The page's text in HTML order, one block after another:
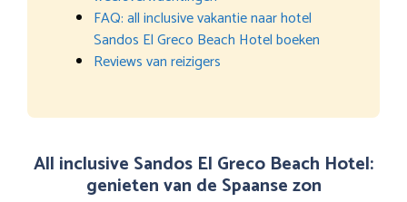
FAQ: all inclusive vakantie naar hotel
Sandos El Greco Beach Hotel boeken
Reviews van reizigers
All inclusive Sandos El Greco Beach Hotel:
genieten van de Spaanse zon